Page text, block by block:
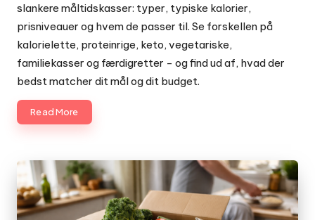
slankere måltidskasser: typer, typiske kalorier,
prisniveauer og hvem de passer til. Se forskellen på
kalorielette, proteinrige, keto, vegetariske,
familiekasser og færdigretter - og find ud af, hvad der
bedst matcher dit mål og dit budget.
Read More